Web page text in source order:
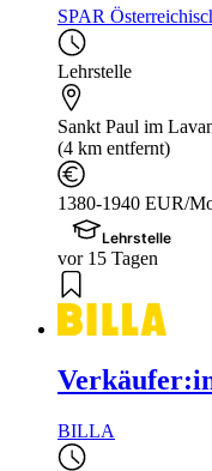
SPAR
Lehrstelle
Sankt Paul im
(4 km entfernt)
1380-1940 EUR/
Lehrstelle
vor 15 Tagen
BILLA